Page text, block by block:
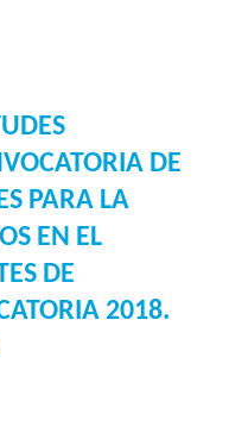
DE
PARA LA
EN EL
DE
2018.